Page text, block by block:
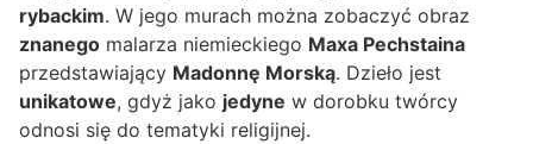
rybackim. W jego murach można zobaczyć obraz
znanego malarza niemieckiego Maxa Pechstaina
przedstawiający Madonnę Morską. Dzieło jest
unikatowe, gdyż jako jedyne w dorobku twórcy
odnosi się do tematyki religijnej.